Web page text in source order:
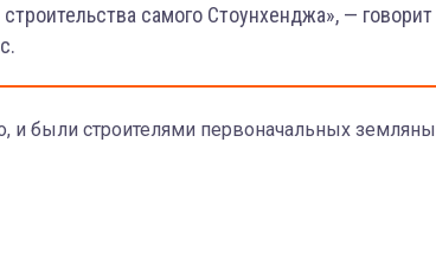
самого Стоунхенджа», — говорит
были строителями первоначальных